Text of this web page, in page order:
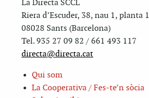
La Directa SCCL
Riera d’Escuder, 38, nau 1, planta 1
08028 Sants (Barcelona)
Tel. 935 27 09 82 / 661 493 117
directa@directa.cat
Qui som
La Cooperativa / Fes-te’n sòcia